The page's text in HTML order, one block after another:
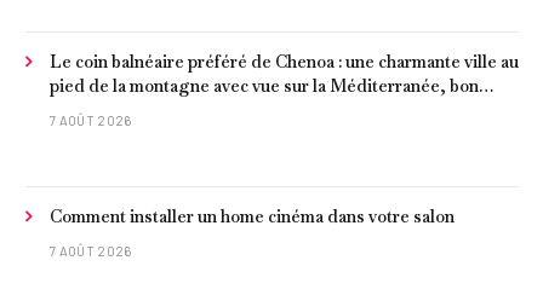
Le coin balnéaire préféré de Chenoa : une charmante ville au
pied de la montagne avec vue sur la Méditerranée, bon
poisson et criques isolées
7 AOÛT 2026
Comment installer un home cinéma dans votre salon
7 AOÛT 2026